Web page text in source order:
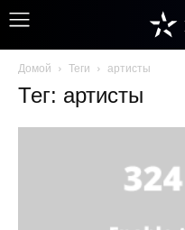
Домой Теги артисты
Тег: артисты